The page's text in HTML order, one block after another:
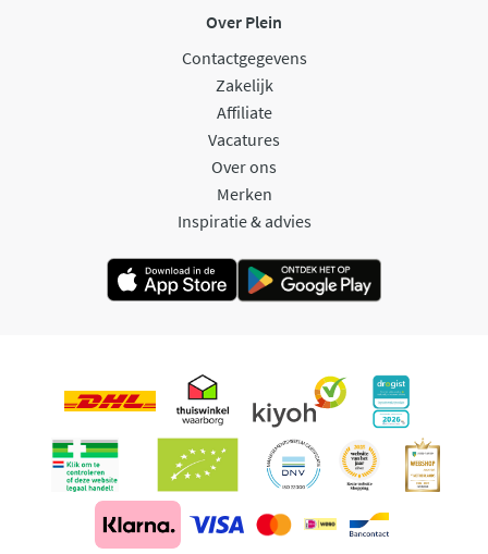
Over Plein
Contactgegevens
Zakelijk
Affiliate
Vacatures
Over ons
Merken
Inspiratie & advies